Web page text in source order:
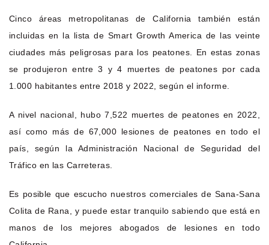
Cinco áreas metropolitanas de California también están
incluidas en la lista de Smart Growth America de las veinte
ciudades más peligrosas para los peatones. En estas zonas
se produjeron entre 3 y 4 muertes de peatones por cada
1.000 habitantes entre 2018 y 2022, según el informe.
A nivel nacional, hubo 7,522 muertes de peatones en 2022,
así como más de 67,000 lesiones de peatones en todo el
país, según la Administración Nacional de Seguridad del
Tráfico en las Carreteras.
Es posible que escucho nuestros comerciales de Sana-Sana
Colita de Rana, y puede estar tranquilo sabiendo que está en
manos de los mejores abogados de lesiones en todo